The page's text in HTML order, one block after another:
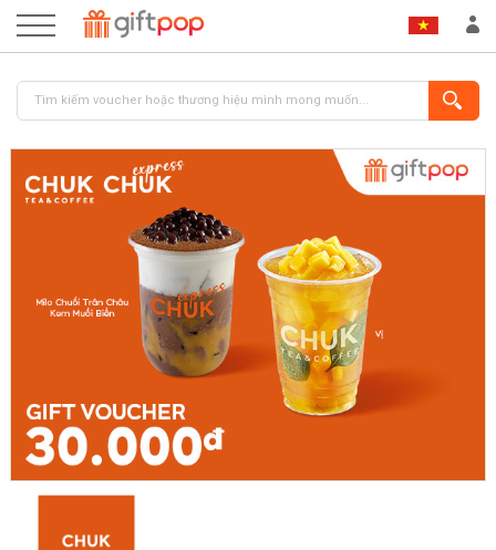
ĐĂNG NHẬP ĐĂNG KÝ